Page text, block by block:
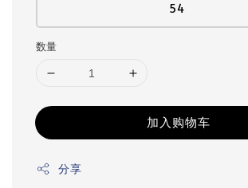
54
数量
加入购物车
分享